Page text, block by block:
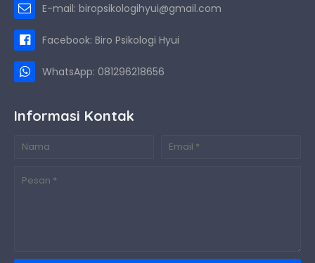
E-mail: biropsikologihyui@gmail.com
Facebook: Biro Psikologi Hyui
WhatsApp: 081296218656
Informasi Kontak